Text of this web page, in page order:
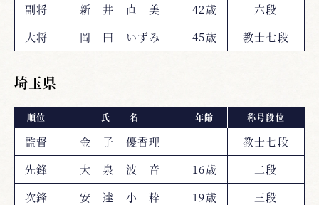
副将
新 井 直 美 42歳
六段
大将
岡 田 いずみ 45歳 教士七段
埼玉県
順位 氏 名 年齢 称号段位
監督 金 子 優香理 ―
教士七段
先鋒
大 泉 波 音 16歳
二段
次鋒
安 達 小 粋 19歳
三段